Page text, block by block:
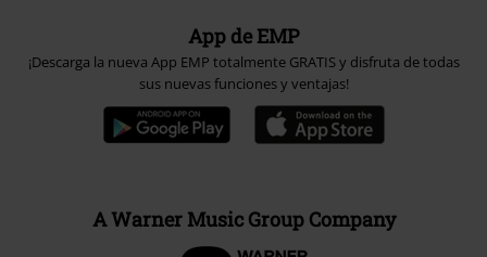
App de EMP
¡Descarga la nueva App EMP totalmente GRATIS y disfruta de todas
sus nuevas funciones y ventajas!
A Warner Music Group Company